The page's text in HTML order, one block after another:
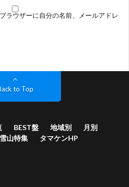
ラウザーに自分の名前、メールアドレ
to Top
BEST盤 地域別
月別
雪山特集 タマケンHP